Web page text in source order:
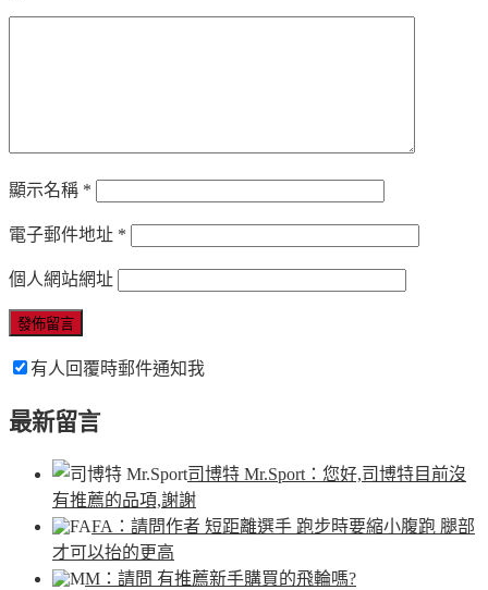
顯示名稱 *
電子郵件地址 *
個人網站網址
有人回覆時郵件通知我
最新留言
司博特 Mr.Sport ：您好,司博特目前沒
有推薦的品項,謝謝
FA ：請問作者 短距離選手 跑步時要縮小腹跑 腿部
才可以抬的更高
M ：請問 有推薦新手購買的飛輪嗎?